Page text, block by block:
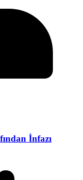
İnfazı